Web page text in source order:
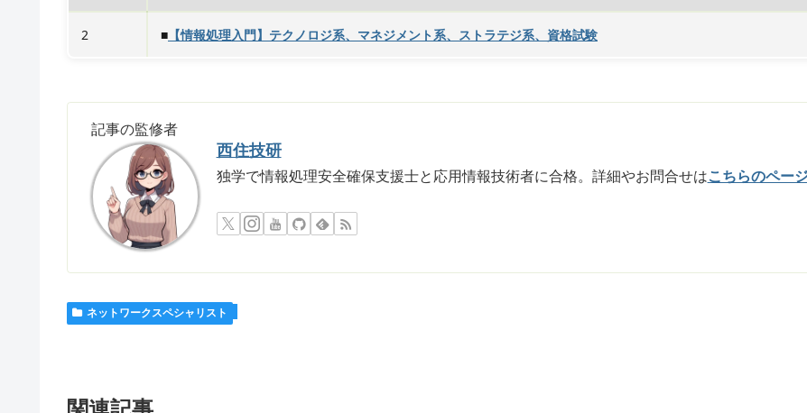
2 ■ 【情報処理入門】テクノロジ系、マネジメント系、ストラテジ系、資格試験
記事の監修者
西住技研
独学で情報処理安全確保支援士と応用情報技術者に合格。詳細やお問合せはこちらのペー
ネットワークスペシャリスト